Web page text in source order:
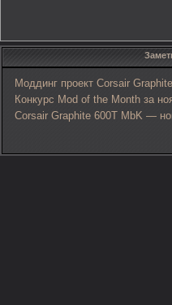
Моддинг проект Corsair
Конкурс Mod of the Month за
Corsair Graphite 600T MbK —